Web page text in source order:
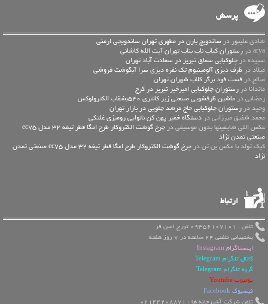
پرسش
شادی علیپور در ساندویچ بارن در مطهری تهران ساندویچی ارمنی
arya در
رستوران کباب ناب بناب تهران آیت الله کاشانی
سپیده در چلوکبابی سماق تبریز در سعادت آباد تهران
میلاد در ظرف دیزی آلومینیوم تک نفره دیزی سرا آبگوشت فروشی
صالح در فست فود برگر کلاب شهران تهران
ماندانا در رستوران چلوکبابی امیرخیز تبریز در کرج
رمضانی در ماشین ظرفشویی صنعتی زیر کانتری 540بشقاب الکترولوکس
وحید در رستوران چلوکبابی حاج مرشد چلویی در بازار تهران
محمد شفیق میرزایی در دستگاه خمیر پهن کن نانوایی رومیزی غلتکی
عكس اللي شايفينها بدون موسيقى در
چرخ گوشت الکتروکار طرح امگا قطر تیغه 32 مدل ec75
صنعتی تمدن نژاد
کیک تولد با عکس بن تن در
چرخ گوشت الکتروکار طرح امگا قطر تیغه 32 مدل ec75 صنعتی تمدن
نژاد
ارتباط
تلفن : 09356107101 تورج امین فر
پشتیبانی تلفنی 24 ساعته در 7 روز هفته
اینستاگرام Instagram
کانال تلگرام Telegram
گروه تلگرام Telegram
یوتیوب Youtube
فیسبوک Facebook